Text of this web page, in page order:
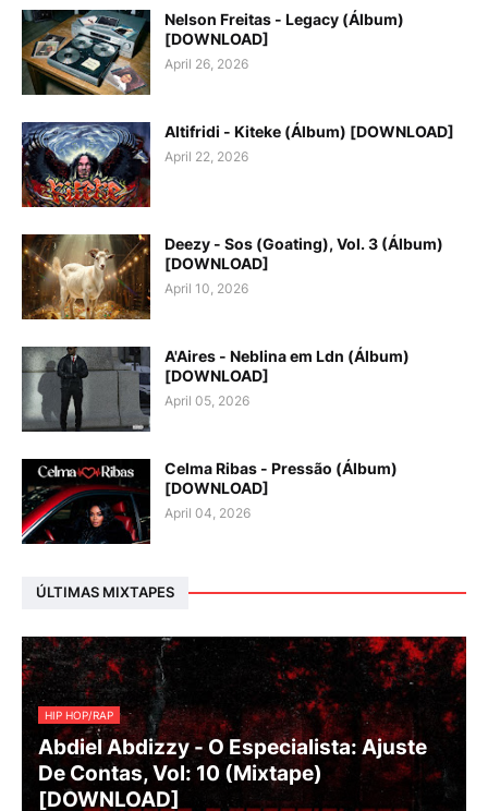
Nelson Freitas - Legacy (Álbum)
[DOWNLOAD]
April 26, 2026
Altifridi - Kiteke (Álbum) [DOWNLOAD]
April 22, 2026
Deezy - Sos (Goating), Vol. 3 (Álbum)
[DOWNLOAD]
April 10, 2026
A'Aires - Neblina em Ldn (Álbum)
[DOWNLOAD]
April 05, 2026
Celma Ribas - Pressão (Álbum)
[DOWNLOAD]
April 04, 2026
ÚLTIMAS MIXTAPES
HIP HOP/RAP
Abdiel Abdizzy - O Especialista: Ajuste
De Contas, Vol: 10 (Mixtape)
[DOWNLOAD]